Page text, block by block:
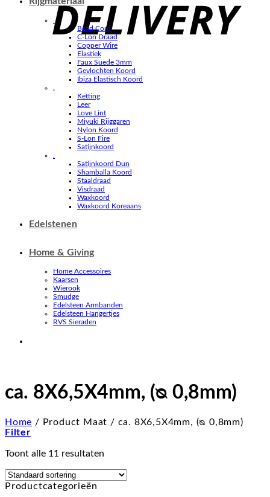
.
Bead Cord
C-Lon Draad
Copper Wire
Elastiek
Faux Suede 3mm
Gevlochten Koord
Ibiza Elastisch Koord
.
Ketting
Leer
Love Lint
Miyuki Rijggaren
Nylon Koord
S-Lon Fire
Satijnkoord
.
Satijnkoord Dun
Shamballa Koord
Staaldraad
Visdraad
Waxkoord
Waxkoord Koreaans
Edelstenen
Home & Giving
Home Accessoires
Kaarsen
Wierook
Smudge
Edelsteen Armbanden
Edelsteen Hangertjes
RVS Sieraden
ca. 8X6,5X4mm, (ᴓ 0,8mm)
Home / Product Maat / ca. 8X6,5X4mm, (ᴓ 0,8mm)
Filter
Toont alle 11 resultaten
Productcategorieën